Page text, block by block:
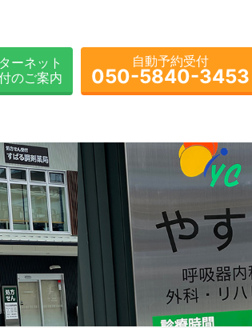
ーネット
のご案内
自動予約受付
050-5840-3453